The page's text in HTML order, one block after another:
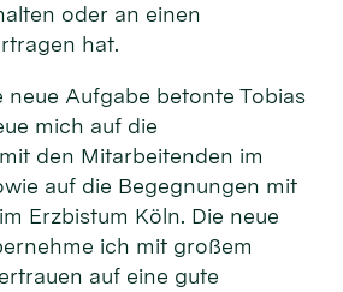
oder an einen
hat.
neue Aufgabe betonte Tobias
mich auf die
den Mitarbeitenden im
auf die Begegnungen mit
Erzbistum Köln. Die neue
ich mit großem
auf eine gute